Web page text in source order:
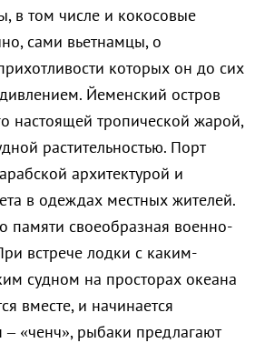
в том числе и кокосовые
сами вьетнамцы, о
которых он до сих
Йеменский остров
настоящей тропической жарой,
растительностью. Порт
архитектурой и
в одеждах местных жителей.
памяти своеобразная военно-
встрече лодки с каким-
судном на просторах океана
вместе, и начинается
«ченч», рыбаки предлагают